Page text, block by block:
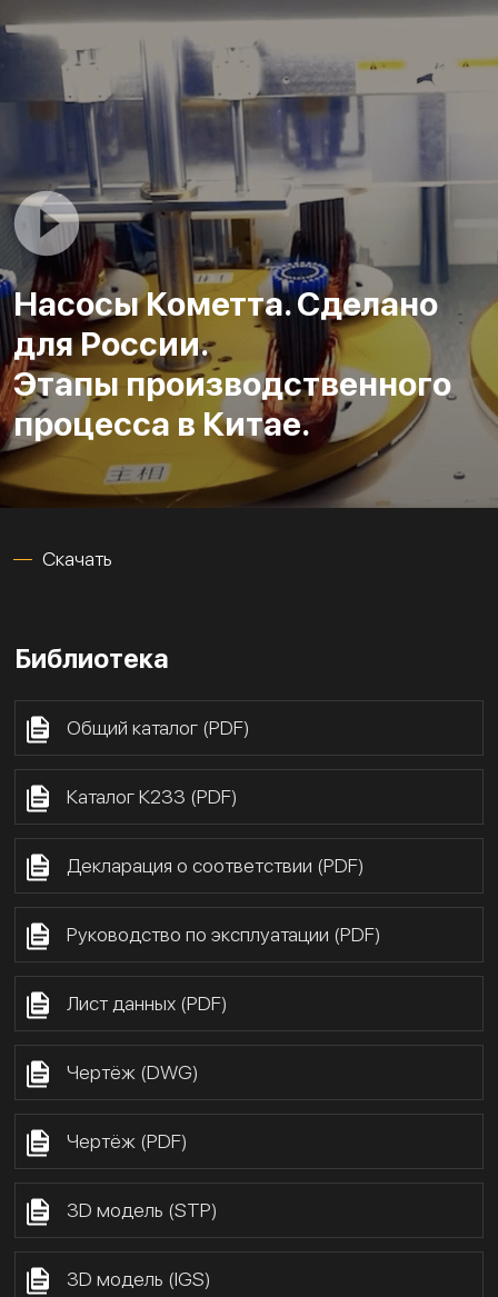
Насосы Кометта. Сделано
для России.
Этапы производственного
процесса в Китае.
Скачать
Библиотека
Общий каталог (PDF)
Каталог К233 (PDF)
Декларация о соответствии (PDF)
Руководство по эксплуатации (PDF)
Лист данных (PDF)
Чертёж (DWG)
Чертёж (PDF)
3D модель (STP)
3D модель (IGS)